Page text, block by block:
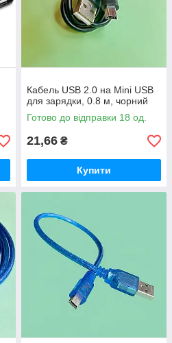
Кабель USB 2.0 на Mini USB
для зарядки, 0.8 м, чорний
Готово до відправки 18 од.
21,66 ₴
Купити